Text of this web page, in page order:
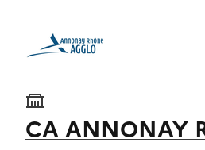
CA ANNONAY